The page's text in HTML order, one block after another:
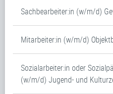
Sachbearbeiter:in (w/m/d)
Mitarbeiter:in (w/m/d)
Sozialarbeiter:in oder
(w/m/d) Jugend- und